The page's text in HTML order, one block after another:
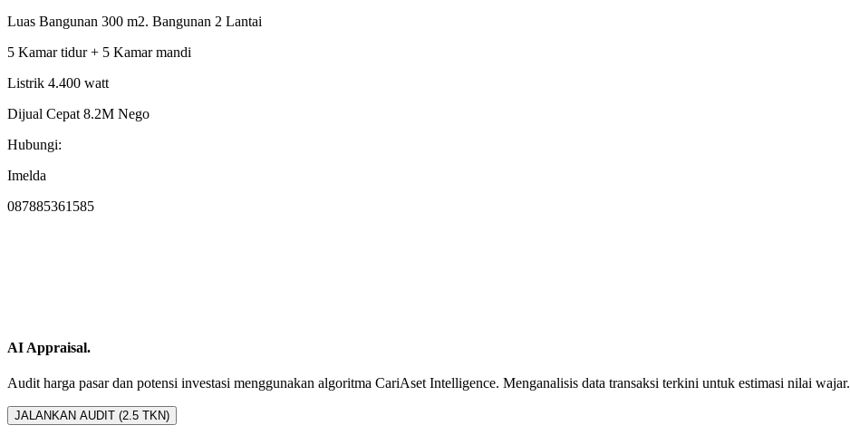
Luas Bangunan 300 m2. Bangunan 2 Lantai
5 Kamar tidur + 5 Kamar mandi
Listrik 4.400 watt
Dijual Cepat 8.2M Nego
Hubungi:
Imelda
087885361585
AI Appraisal.
Audit harga pasar dan potensi investasi menggunakan algoritma CariAset Intelligence. Menganalisis data transaksi terkini untuk estimasi nilai wajar.
JALANKAN AUDIT (2.5 TKN)